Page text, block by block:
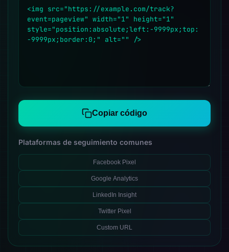
Copiar código
Plataformas de seguimiento comunes
Facebook Pixel
Google Analytics
LinkedIn Insight
Twitter Pixel
Custom URL